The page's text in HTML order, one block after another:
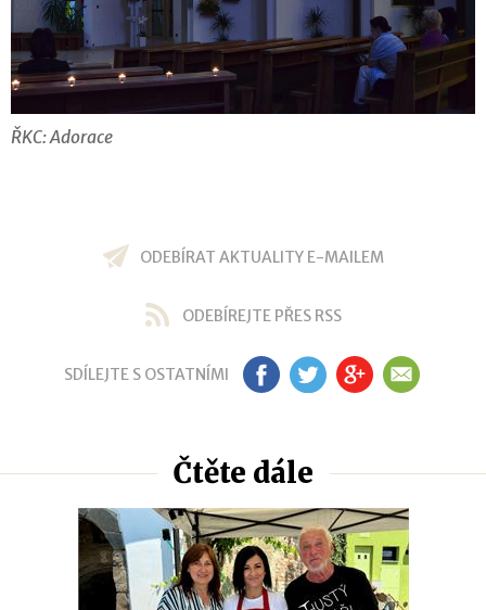
ŘKC: Adorace
ODEBÍRAT AKTUALITY E-MAILEM
ODEBÍREJTE PŘES RSS
SDÍLEJTE S OSTATNÍMI FB TW GP EM
Čtěte dále